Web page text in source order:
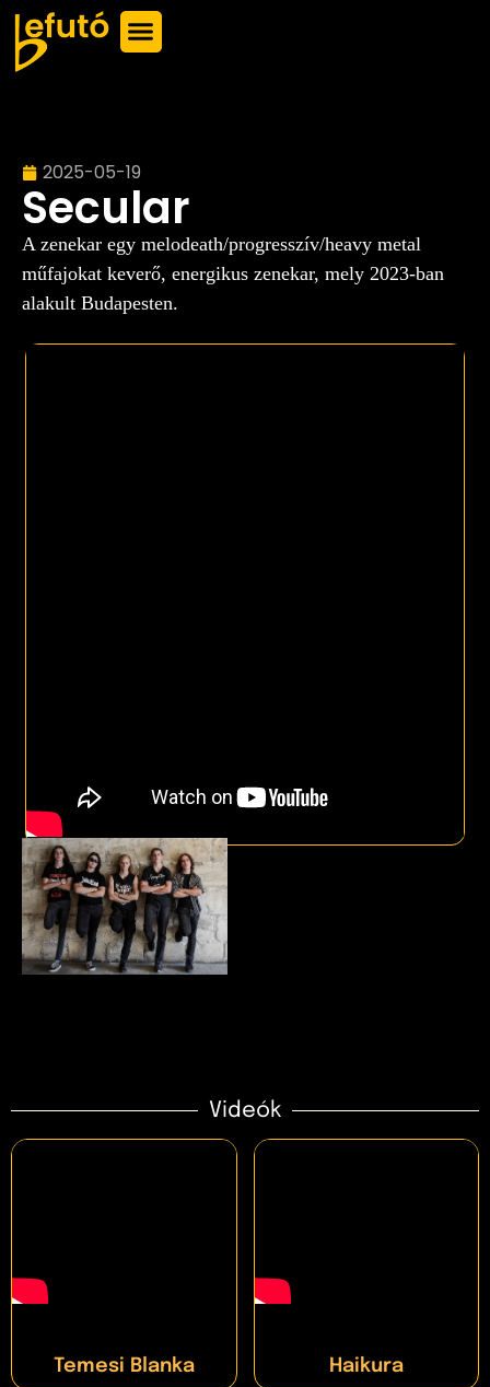
2025-05-19
Secular
A zenekar egy melodeath/progresszív/heavy metal
műfajokat keverő, energikus zenekar, mely 2023-ban
alakult Budapesten.
Videók
Temesi Blanka Haikura